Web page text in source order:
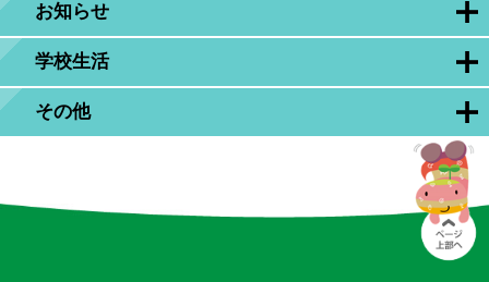
お知らせ
学校生活
その他